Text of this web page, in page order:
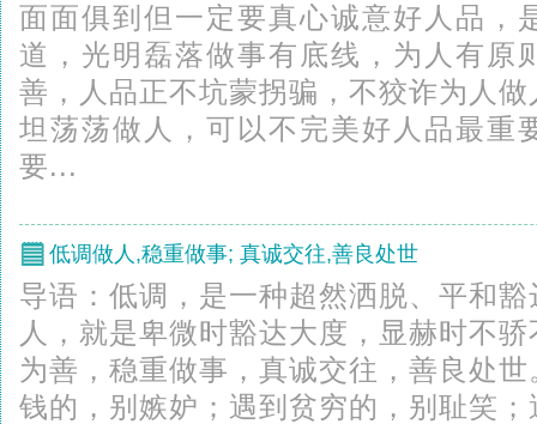
面面俱到但一定要真心诚意好人品，
道，光明磊落做事有底线，为人有原
善，人品正不坑蒙拐骗，不狡诈为人
坦荡荡做人，可以不完美好人品最重
要...
低调做人,稳重做事; 真诚交往,善良处世
导语：低调，是一种超然洒脱、平和
人，就是卑微时豁达大度，显赫时不
为善，稳重做事，真诚交往，善良处
钱的，别嫉妒；遇到贫穷的，别耻笑